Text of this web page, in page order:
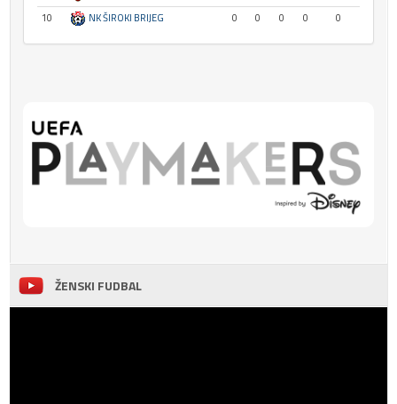
10
NK ŠIROKI BRIJEG 0 0 0 0 0
ŽENSKI FUDBAL